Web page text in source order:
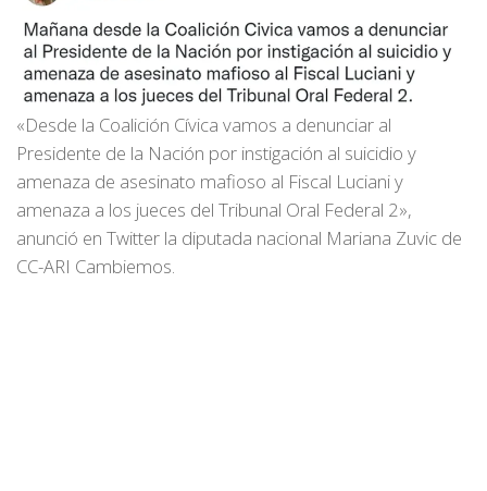
«Desde la Coalición Cívica vamos a denunciar al
Presidente de la Nación por instigación al suicidio y
amenaza de asesinato mafioso al Fiscal Luciani y
amenaza a los jueces del Tribunal Oral Federal 2»,
anunció en Twitter la diputada nacional Mariana Zuvic de
CC-ARI Cambiemos.